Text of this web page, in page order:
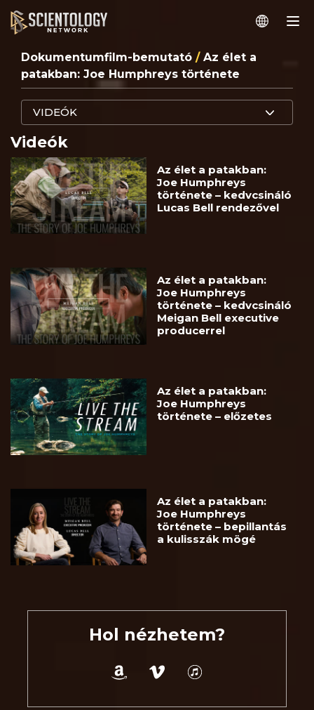
Dokumentumfilm-bemutató / Az élet a
patakban: Joe Humphreys története
VIDEÓK
Videók
Az élet a patakban:
Joe Humphreys
története – kedvcsináló
Lucas Bell rendezővel
Az élet a patakban:
Joe Humphreys
története – kedvcsináló
Meigan Bell executive
producerrel
Az élet a patakban:
Joe Humphreys
története – előzetes
Az élet a patakban:
Joe Humphreys
története – bepillantás
a kulisszák mögé
Hol nézhetem?